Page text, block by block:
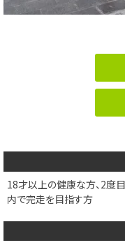
18才以上の健康な方、2度
内で完走を目指す方